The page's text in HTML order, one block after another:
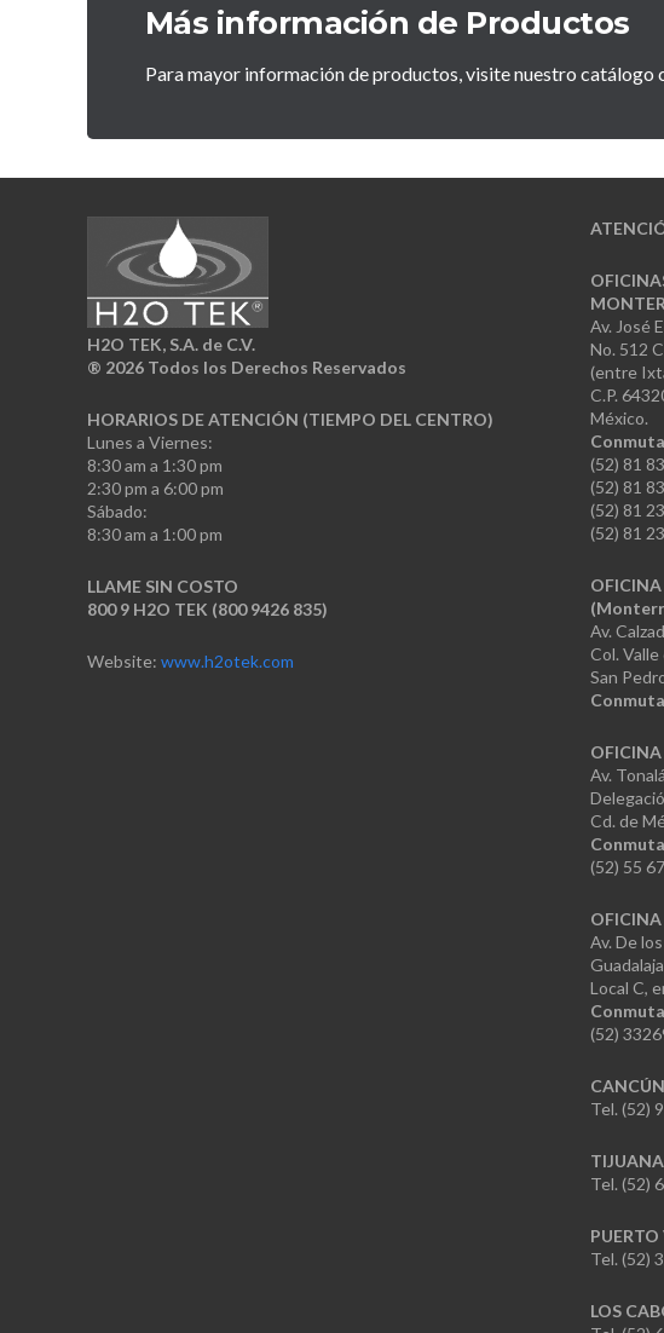
Más información de Productos
Para mayor información de productos, visite nuestro catálogo
H2O TEK, S.A. de C.V.
® 2026 Todos los Derechos Reservados
HORARIOS DE ATENCIÓN (TIEMPO DEL CENTRO)
Lunes a Viernes:
8:30 am a 1:30 pm
2:30 pm a 6:00 pm
Sábado:
8:30 am a 1:00 pm
LLAME SIN COSTO
800 9 H2O TEK (800 9426 835)
Website: www.h2otek.com
Av. José
No. 512
(entre
C.P.
México.
(52) 81
(52) 81
(52) 81
(52) 81
OFICINA
Av.
Col. Valle
San
Av.
Cd. de
(52) 55
OFICINA
Av. De
Local C,
(52)
Tel. (52)
Tel. (52)
PUERTO
Tel. (52)
LOS